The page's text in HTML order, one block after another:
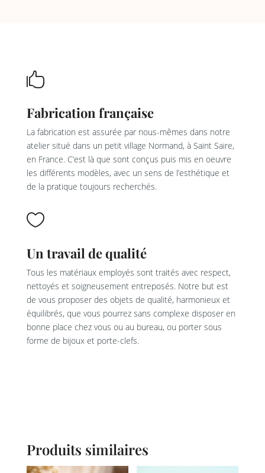

Fabrication française
La fabrication est assurée par nous-mêmes dans notre
atelier situé dans un petit village Normand, à Saint Saire,
en France. C’est là que sont conçus puis mis en oeuvre
les différents modèles, avec un sens de l’esthétique et
de la pratique toujours recherchés.

Un travail de qualité
Tous les matériaux employés sont traités avec respect,
nettoyés et soigneusement entreposés. Notre but est
de vous proposer des objets de qualité, harmonieux et
équilibrés, que vous pourrez sans complexe disposer en
bonne place chez vous ou au bureau, ou porter sous
forme de bijoux et porte-clefs.
Produits similaires